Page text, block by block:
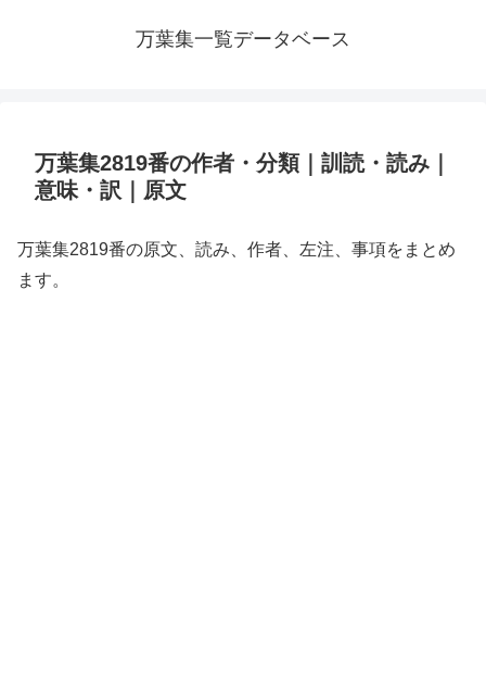
万葉集一覧データベース
万葉集2819番の作者・分類｜訓読・読み｜
意味・訳｜原文
万葉集2819番の原文、読み、作者、左注、事項をまとめ
ます。